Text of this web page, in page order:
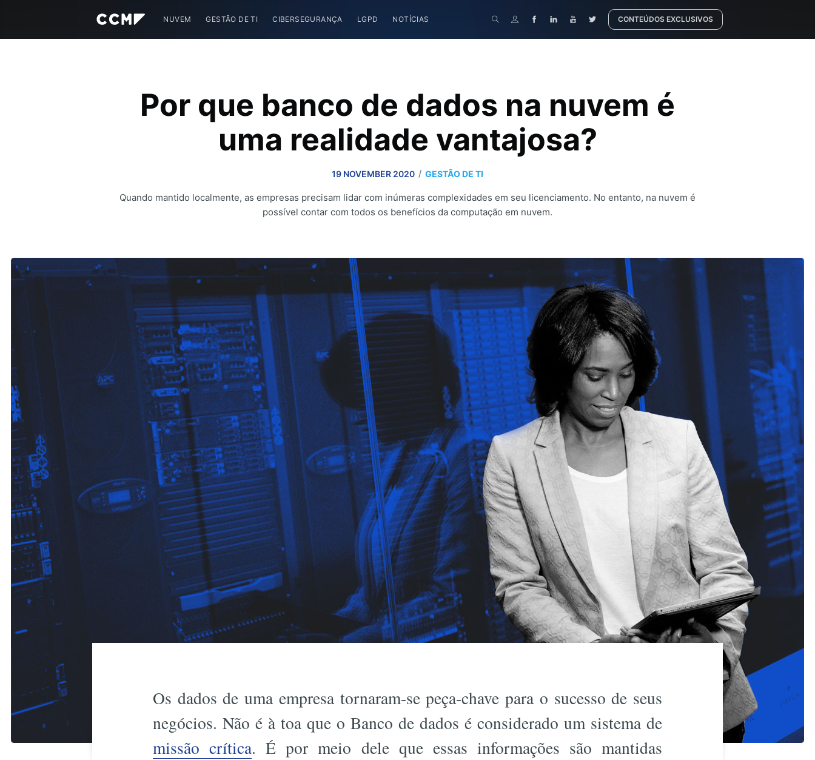
NUVEM GESTÃO DE TI CIBERSEGURANÇA LGPD NOTÍCIAS CONTEÚDOS EXCLUSIVOS
Por que banco de dados na nuvem é
uma realidade vantajosa?
19 NOVEMBER 2020 / GESTÃO DE TI
Quando mantido localmente, as empresas precisam lidar com inúmeras complexidades em seu licenciamento. No entanto, na nuvem é
possível contar com todos os benefícios da computação em nuvem.
Os dados de uma empresa tornaram-se peça-chave para o sucesso de seus
negócios. Não é à toa que o Banco de dados é considerado um sistema de
missão crítica. É por meio dele que essas informações são mantidas